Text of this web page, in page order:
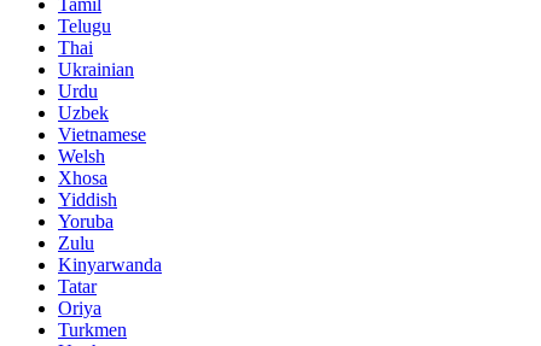
Telugu
Thai
Ukrainian
Urdu
Uzbek
Vietnamese
Welsh
Xhosa
Yiddish
Yoruba
Zulu
Kinyarwanda
Tatar
Oriya
Turkmen